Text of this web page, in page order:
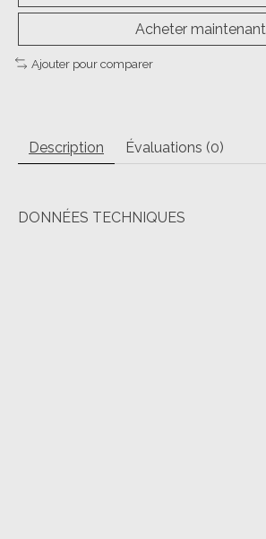
Acheter maintenant
Ajouter pour comparer
Description Évaluations (0)
DONNÉES TECHNIQUES